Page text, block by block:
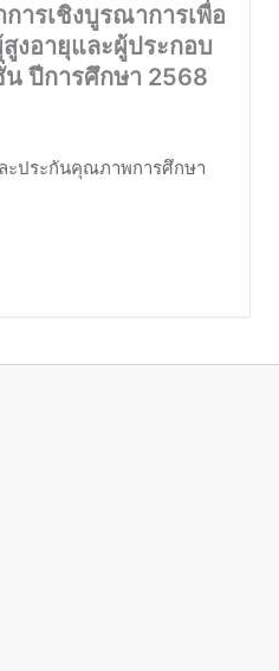
ารเชิงบูรณาการเพื่อ
อายุและผู้ประกอบ
ปีการศึกษา 2568
ะประกันคุณภาพการศึกษา